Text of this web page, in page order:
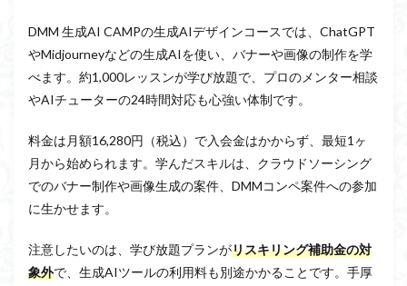
DMM 生成AI CAMPの生成AIデザインコースでは、ChatGPT
やMidjourneyなどの生成AIを使い、バナーや画像の制作を学
べます。約1,000レッスンが学び放題で、プロのメンター相談
やAIチューターの24時間対応も心強い体制です。
料金は月額16,280円（税込）で入会金はかからず、最短1ヶ
月から始められます。学んだスキルは、クラウドソーシング
でのバナー制作や画像生成の案件、DMMコンペ案件への参加
に生かせます。
注意したいのは、学び放題プランがリスキリング補助金の対
象外で、生成AIツールの利用料も別途かかることです。手厚